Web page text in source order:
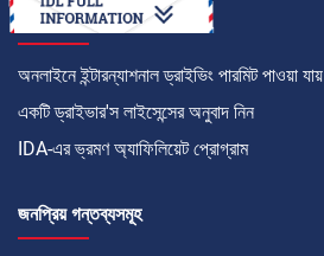
কীভাবে
অনলাইনে ইন্টারন্যাশনাল ড্রাইভিং পারমিট পাওয়া যায়
একটি ড্রাইভার'স লাইসেন্সের অনুবাদ নিন
IDA-এর ভ্রমণ অ্যাফিলিয়েট প্রোগ্রাম
জনপ্রিয় গন্তব্যসমূহ